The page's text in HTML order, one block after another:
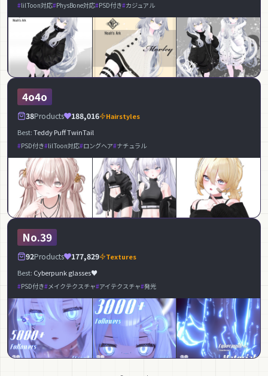
lilToon対応 PhysBone対応 PSD付き カジュアル
4o4o
38Products 188,016
Hairstyles
Best:Teddy Puff TwinTail
PSD付き lilToon対応 ロングヘア ナチュラル
No.39
92Products 177,829
Textures
Best: Cyberpunk glasses♥
PSD付き メイクテクスチャ アイテクスチャ 発光